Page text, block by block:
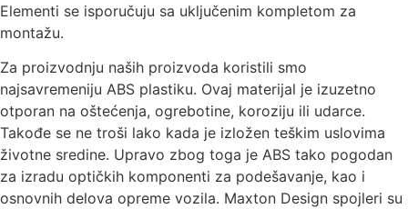
Elementi se isporučuju sa uključenim kompletom za
montažu.
Za proizvodnju naših proizvoda koristili smo
najsavremeniju ABS plastiku. Ovaj materijal je izuzetno
otporan na oštećenja, ogrebotine, koroziju ili udarce.
Takođe se ne troši lako kada je izložen teškim uslovima
životne sredine. Upravo zbog toga je ABS tako pogodan
za izradu optičkih komponenti za podešavanje, kao i
osnovnih delova opreme vozila. Maxton Design spojleri su